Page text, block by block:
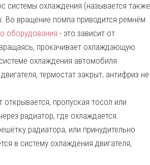
системы охлаждения (называется также
Во вращение помпа приводится ремнём
оборудования - это зависит от
прокачивает охлаждающую
охлаждения автомобиля
термостат закрыт, антифриз не
пропуская тосол или
радиатор, где охлаждается.
радиатора, или принудительно
в систему охлаждения двигателя,